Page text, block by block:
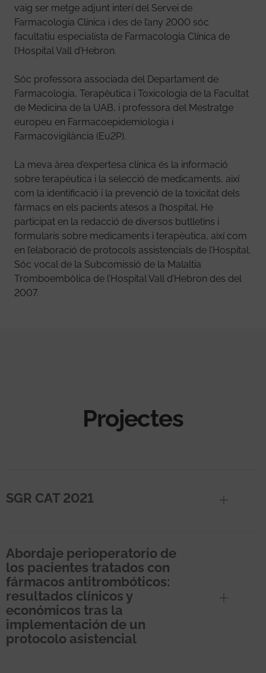
vaig ser metge adjunt interí del Servei de
Farmacologia Clínica i des de l’any 2000 sóc
facultatiu especialista de Farmacologia Clínica de
l’Hospital Vall d’Hebron.
Sóc professora associada del Departament de
Farmacologia, Terapèutica i Toxicologia de la Facultat
de Medicina de la UAB, i professora del Mestratge
europeu en Farmacoepidemiologia i
Farmacovigilància (Eu2P).
La meva àrea d’expertesa clínica és la informació
sobre terapèutica i la selecció de medicaments, així
com la identificació i la prevenció de la toxicitat dels
fàrmacs en els pacients atesos a l’hospital. He
participat en la redacció de diversos butlletins i
formularis sobre medicaments i terapèutica, així com
en l’elaboració de protocols assistencials de l’Hospital.
Sóc vocal de la Subcomissió de la Malaltia
Tromboembòlica de l’Hospital Vall d’Hebron des del
2007.
Projectes
SGR CAT 2021
Abordaje perioperatorio de
los pacientes tratados con
fármacos antitrombóticos:
resultados clínicos y
económicos tras la
implementación de un
protocolo asistencial